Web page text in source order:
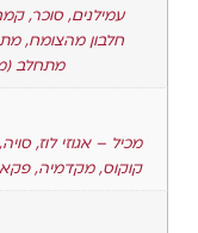
עמילנים, סוכר,
חלבון מהצומח,
מתחלב
מכיל – אגוזי לוז,
קוקוס, מקדמיה,